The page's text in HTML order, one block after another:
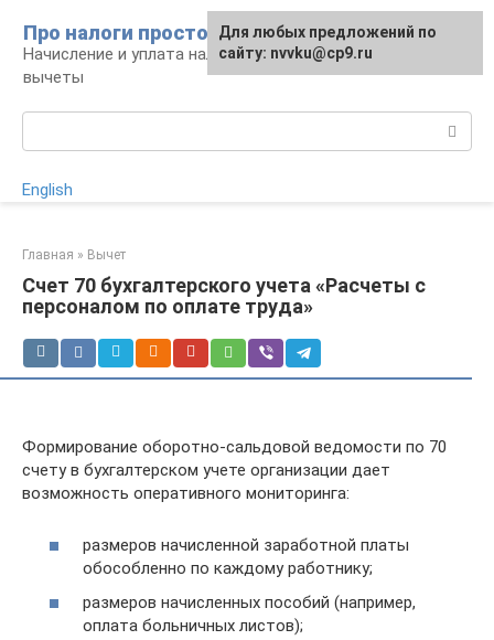
контенту
Про налоги просто
Начисление и уплата налогов, налоговые
вычеты
English
Главная » Вычет
Счет 70 бухгалтерского учета «Расчеты с
персоналом по оплате труда»
Формирование оборотно-сальдовой ведомости по 70
счету в бухгалтерском учете организации дает
возможность оперативного мониторинга:
размеров начисленной заработной платы
обособленно по каждому работнику;
размеров начисленных пособий (например,
оплата больничных листов);
Для любых предложений по
сайту: nvvku@cp9.ru